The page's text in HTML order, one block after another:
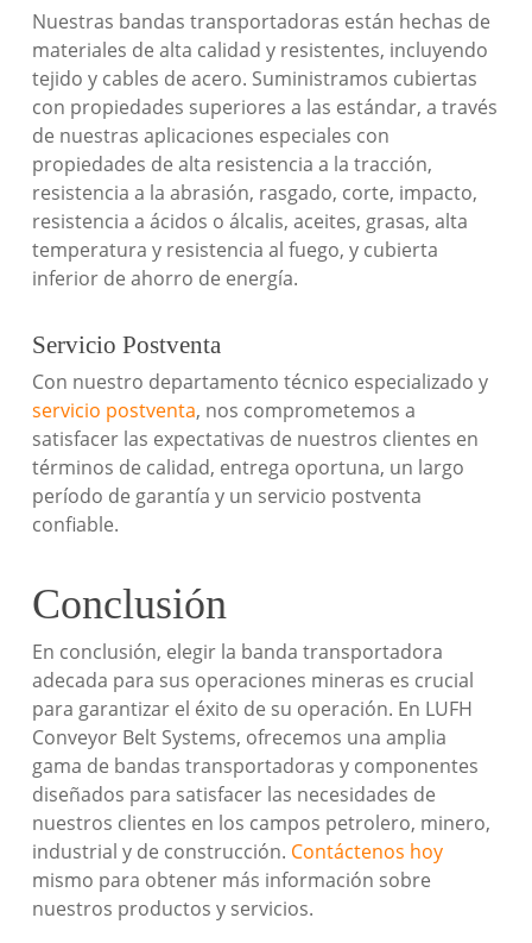
Nuestras bandas transportadoras están hechas de
materiales de alta calidad y resistentes, incluyendo
tejido y cables de acero. Suministramos cubiertas
con propiedades superiores a las estándar, a través
de nuestras aplicaciones especiales con
propiedades de alta resistencia a la tracción,
resistencia a la abrasión, rasgado, corte, impacto,
resistencia a ácidos o álcalis, aceites, grasas, alta
temperatura y resistencia al fuego, y cubierta
inferior de ahorro de energía.
Servicio Postventa
Con nuestro departamento técnico especializado y
servicio postventa, nos comprometemos a
satisfacer las expectativas de nuestros clientes en
términos de calidad, entrega oportuna, un largo
período de garantía y un servicio postventa
confiable.
Conclusión
En conclusión, elegir la banda transportadora
adecada para sus operaciones mineras es crucial
para garantizar el éxito de su operación. En LUFH
Conveyor Belt Systems, ofrecemos una amplia
gama de bandas transportadoras y componentes
diseñados para satisfacer las necesidades de
nuestros clientes en los campos petrolero, minero,
industrial y de construcción. Contáctenos hoy
mismo para obtener más información sobre
nuestros productos y servicios.